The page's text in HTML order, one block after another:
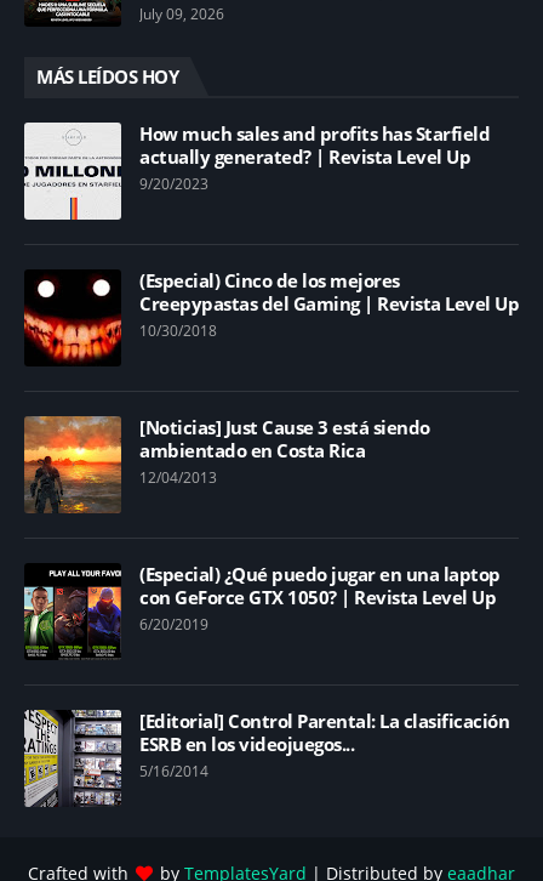
July 09, 2026
MÁS LEÍDOS HOY
How much sales and profits has Starfield
actually generated? | Revista Level Up
9/20/2023
(Especial) Cinco de los mejores
Creepypastas del Gaming | Revista Level Up
10/30/2018
[Noticias] Just Cause 3 está siendo
ambientado en Costa Rica
12/04/2013
(Especial) ¿Qué puedo jugar en una laptop
con GeForce GTX 1050? | Revista Level Up
6/20/2019
[Editorial] Control Parental: La clasificación
ESRB en los videojuegos...
5/16/2014
Crafted with by TemplatesYard | Distributed by eaadhar